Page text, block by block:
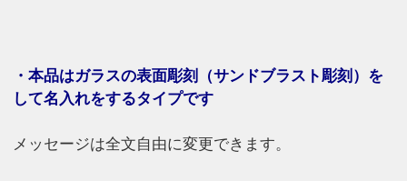
・本品はガラスの表面彫刻（サンドブラスト彫刻）を
して名入れをするタイプです
メッセージは全文自由に変更できます。